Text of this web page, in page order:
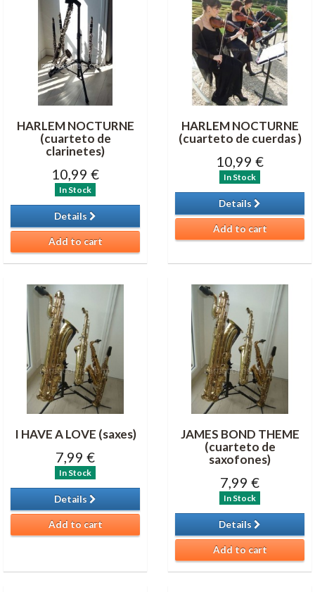
HARLEM NOCTURNE
(cuarteto de
clarinetes)
10,99 €
In Stock
Details
Add to cart
HARLEM NOCTURNE
(cuarteto de cuerdas )
10,99 €
In Stock
Details
Add to cart
I HAVE A LOVE (saxes)
7,99 €
In Stock
Details
Add to cart
JAMES BOND THEME
(cuarteto de
saxofones)
7,99 €
In Stock
Details
Add to cart